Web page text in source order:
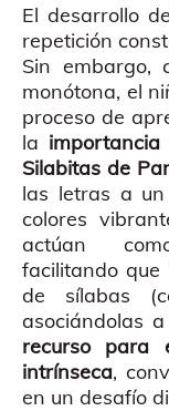
El desarrollo
repetición
Sin embargo,
monótona, el
proceso de
la
Silabitas de
las letras a
colores
actúan
facilitando que
de sílabas
asociándolas
recurso para
intrínseca,
en un desafío